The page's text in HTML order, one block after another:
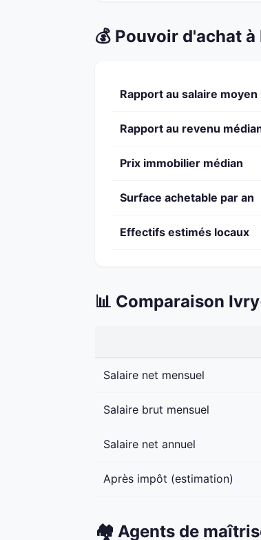
💰 Pouvoir d'achat
Rapport au salaire moyen
Rapport au revenu
Prix immobilier médian
Surface achetable par an
Effectifs estimés locaux
📊 Comparaison
Salaire net mensuel
Salaire brut mensuel
Salaire net annuel
Après impôt (estimation)
🏘️ Agents de